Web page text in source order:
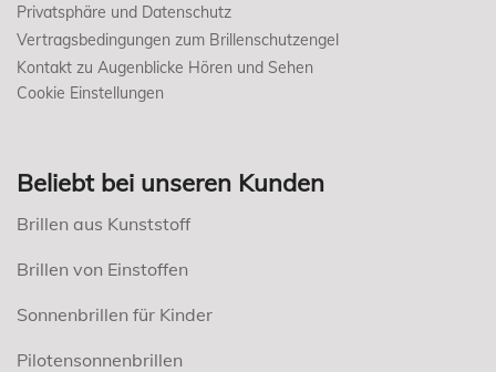
Privatsphäre und Datenschutz
Vertragsbedingungen zum Brillenschutzengel
Kontakt zu Augenblicke Hören und Sehen
Cookie Einstellungen
Beliebt bei unseren Kunden
Brillen aus Kunststoff
Brillen von Einstoffen
Sonnenbrillen für Kinder
Pilotensonnenbrillen